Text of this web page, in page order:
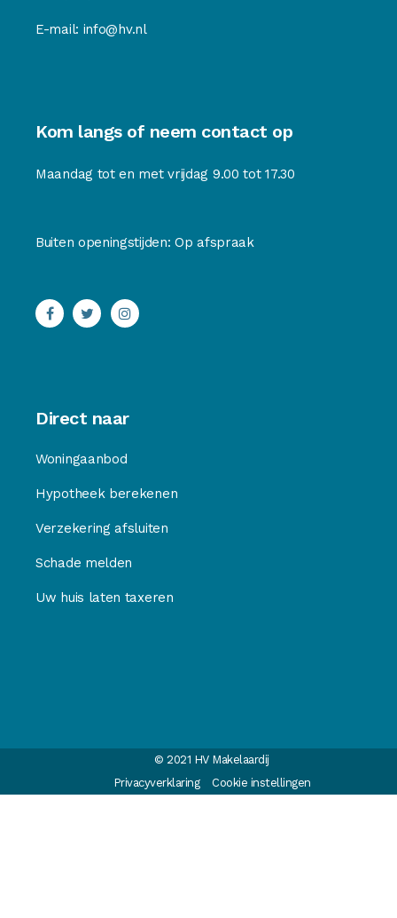
E-mail: info@hv.nl
Kom langs of neem contact op
Maandag tot en met vrijdag 9.00 tot 17.30
Buiten openingstijden: Op afspraak
Direct naar
Woningaanbod
Hypotheek berekenen
Verzekering afsluiten
Schade melden
Uw huis laten taxeren
© 2021 HV Makelaardij
Privacyverklaring
Cookie instellingen